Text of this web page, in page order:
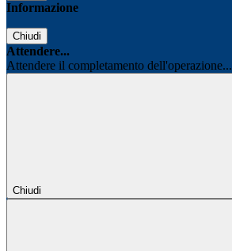
Informazione
Chiudi
Attendere...
Attendere il completamento dell'operazione...
Chiudi